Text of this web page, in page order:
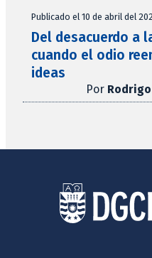
Publicado el 10 de abril del
Del desacuerdo a
cuando el odio
ideas
Por